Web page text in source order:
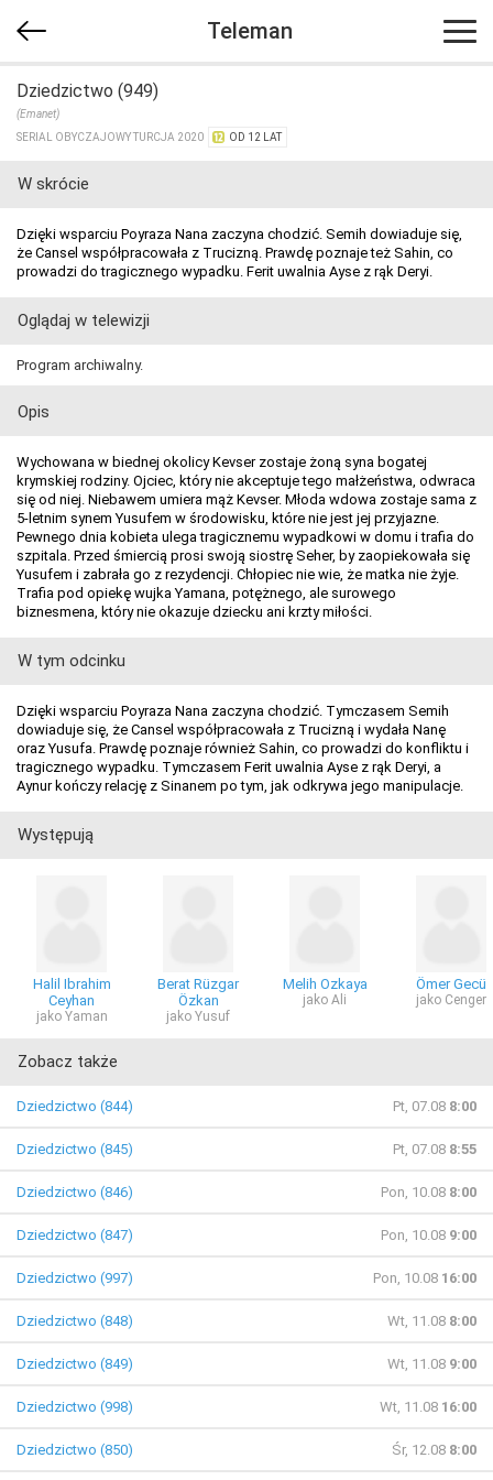
Teleman
Dziedzictwo (949)
(Emanet)
SERIAL OBYCZAJOWY TURCJA 2020
OD 12 LAT
W skrócie
Dzięki wsparciu Poyraza Nana zaczyna chodzić. Semih dowiaduje się,
że Cansel współpracowała z Trucizną. Prawdę poznaje też Sahin, co
prowadzi do tragicznego wypadku. Ferit uwalnia Ayse z rąk Deryi.
Oglądaj w telewizji
Program archiwalny.
Opis
Wychowana w biednej okolicy Kevser zostaje żoną syna bogatej
krymskiej rodziny. Ojciec, który nie akceptuje tego małżeństwa, odwraca
się od niej. Niebawem umiera mąż Kevser. Młoda wdowa zostaje sama z
5-letnim synem Yusufem w środowisku, które nie jest jej przyjazne.
Pewnego dnia kobieta ulega tragicznemu wypadkowi w domu i trafia do
szpitala. Przed śmiercią prosi swoją siostrę Seher, by zaopiekowała się
Yusufem i zabrała go z rezydencji. Chłopiec nie wie, że matka nie żyje.
Trafia pod opiekę wujka Yamana, potężnego, ale surowego
biznesmena, który nie okazuje dziecku ani krzty miłości.
W tym odcinku
Dzięki wsparciu Poyraza Nana zaczyna chodzić. Tymczasem Semih
dowiaduje się, że Cansel współpracowała z Trucizną i wydała Nanę
oraz Yusufa. Prawdę poznaje również Sahin, co prowadzi do konfliktu i
tragicznego wypadku. Tymczasem Ferit uwalnia Ayse z rąk Deryi, a
Aynur kończy relację z Sinanem po tym, jak odkrywa jego manipulacje.
Występują
Halil Ibrahim
Ceyhan
jako Yaman
Berat Rüzgar
Özkan
jako Yusuf
Melih Ozkaya
jako Ali
Ömer Gecü
jako Cenger
Zobacz także
Dziedzictwo (844) Pt, 07.08 8:00
Dziedzictwo (845) Pt, 07.08 8:55
Dziedzictwo (846) Pon, 10.08 8:00
Dziedzictwo (847) Pon, 10.08 9:00
Dziedzictwo (997) Pon, 10.08 16:00
Dziedzictwo (848) Wt, 11.08 8:00
Dziedzictwo (849) Wt, 11.08 9:00
Dziedzictwo (998) Wt, 11.08 16:00
Dziedzictwo (850) Śr, 12.08 8:00